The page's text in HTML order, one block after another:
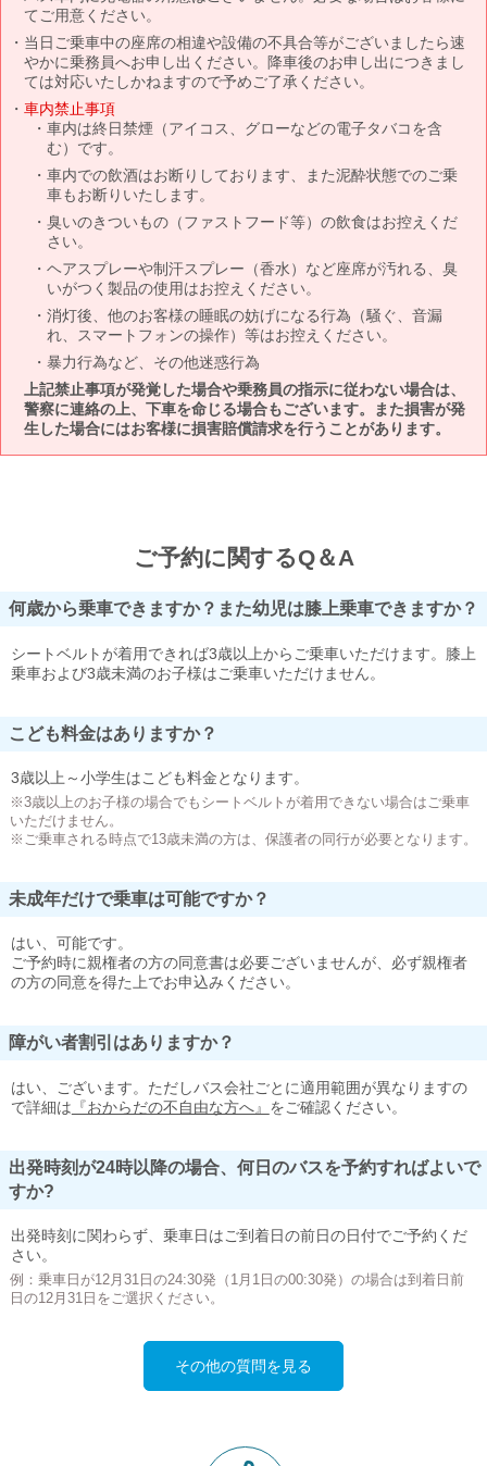
てご用意ください。
当日ご乗車中の座席の相違や設備の不具合等がございましたら速
やかに乗務員へお申し出ください。降車後のお申し出につきまし
ては対応いたしかねますので予めご了承ください。
車内禁止事項
車内は終日禁煙（アイコス、グローなどの電子タバコを含
む）です。
車内での飲酒はお断りしております、また泥酔状態でのご乗
車もお断りいたします。
臭いのきついもの（ファストフード等）の飲食はお控えくだ
さい。
ヘアスプレーや制汗スプレー（香水）など座席が汚れる、臭
いがつく製品の使用はお控えください。
消灯後、他のお客様の睡眠の妨げになる行為（騒ぐ、音漏
れ、スマートフォンの操作）等はお控えください。
暴力行為など、その他迷惑行為
上記禁止事項が発覚した場合や乗務員の指示に従わない場合は、
警察に連絡の上、下車を命じる場合もございます。また損害が発
生した場合にはお客様に損害賠償請求を行うことがあります。
ご予約に関するQ＆A
何歳から乗車できますか？また幼児は膝上乗車できますか？
シートベルトが着用できれば3歳以上からご乗車いただけます。膝上
乗車および3歳未満のお子様はご乗車いただけません。
こども料金はありますか？
3歳以上～小学生はこども料金となります。
※3歳以上のお子様の場合でもシートベルトが着用できない場合はご乗車
いただけません。
※ご乗車される時点で13歳未満の方は、保護者の同行が必要となります。
未成年だけで乗車は可能ですか？
はい、可能です。
ご予約時に親権者の方の同意書は必要ございませんが、必ず親権者
の方の同意を得た上でお申込みください。
障がい者割引はありますか？
はい、ございます。ただしバス会社ごとに適用範囲が異なりますの
で詳細は 『おからだの不自由な方へ』 をご確認ください。
出発時刻が24時以降の場合、何日のバスを予約すればよいで
すか?
出発時刻に関わらず、乗車日はご到着日の前日の日付でご予約くだ
さい。
例：乗車日が12月31日の24:30発（1月1日の00:30発）の場合は到着日前
日の12月31日をご選択ください。
その他の質問を見る